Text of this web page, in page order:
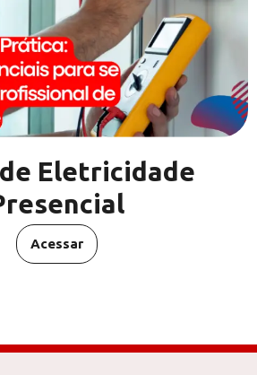
Eletricidade
Acessar